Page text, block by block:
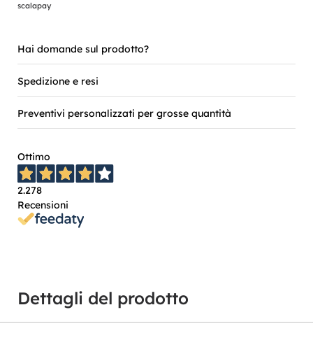
scalapay
Hai domande sul prodotto?
Spedizione e resi
Preventivi personalizzati per grosse quantità
Ottimo
2.278
Recensioni
Dettagli del prodotto